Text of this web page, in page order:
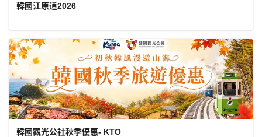
韓國江原道2026
韓國觀光公社秋季優惠- KTO